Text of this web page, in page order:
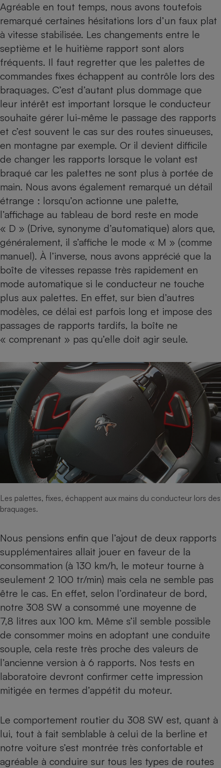
Agréable en tout temps, nous avons toutefois
remarqué certaines hésitations lors d’un faux plat
à vitesse stabilisée. Les changements entre le
septième et le huitième rapport sont alors
fréquents. Il faut regretter que les palettes de
commandes fixes échappent au contrôle lors des
braquages. C’est d’autant plus dommage que
leur intérêt est important lorsque le conducteur
souhaite gérer lui-même le passage des rapports
et c’est souvent le cas sur des routes sinueuses,
en montagne par exemple. Or il devient difficile
de changer les rapports lorsque le volant est
braqué car les palettes ne sont plus à portée de
main. Nous avons également remarqué un détail
étrange : lorsqu’on actionne une palette,
l’affichage au tableau de bord reste en mode
« D » (Drive, synonyme d’automatique) alors que,
généralement, il s’affiche le mode « M » (comme
manuel). À l’inverse, nous avons apprécié que la
boîte de vitesses repasse très rapidement en
mode automatique si le conducteur ne touche
plus aux palettes. En effet, sur bien d’autres
modèles, ce délai est parfois long et impose des
passages de rapports tardifs, la boîte ne
« comprenant » pas qu’elle doit agir seule.
Les palettes, fixes, échappent aux mains du conducteur lors des
braquages.
Nous pensions enfin que l’ajout de deux rapports
supplémentaires allait jouer en faveur de la
consommation (à 130 km/h, le moteur tourne à
seulement 2 100 tr/min) mais cela ne semble pas
être le cas. En effet, selon l’ordinateur de bord,
notre 308 SW a consommé une moyenne de
7,8 litres aux 100 km. Même s’il semble possible
de consommer moins en adoptant une conduite
souple, cela reste très proche des valeurs de
l’ancienne version à 6 rapports. Nos tests en
laboratoire devront confirmer cette impression
mitigée en termes d’appétit du moteur.
Le comportement routier du 308 SW est, quant à
lui, tout à fait semblable à celui de la berline et
notre voiture s’est montrée très confortable et
agréable à conduire sur tous les types de routes